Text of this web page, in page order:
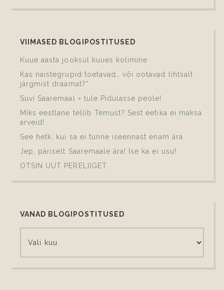
VIIMASED BLOGIPOSTITUSED
Kuue aasta jooksul kuues kolimine
Kas naistegrupid toetavad… või ootavad lihtsalt
järgmist draamat?*
Suvi Saaremaal = tule Pidulasse peole!
Miks eestlane tellib Temust? Sest eetika ei maksa
arveid!
See hetk, kui sa ei tunne iseennast enam ära
Jep, päriselt Saaremaale ära! Ise ka ei usu!
OTSIN UUT PERELIIGET
VANAD BLOGIPOSTITUSED